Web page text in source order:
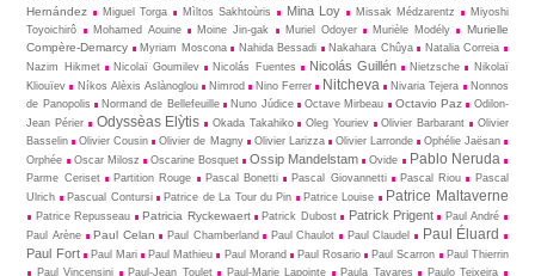
Hernández
Miguel Torga Mìltos Sakhtoùris Mina Loy Missak Médzarentz
Miyoshi
Toyoichirô
Mohamed Aouine Moine Jin-gak Muriel Odoyer Murièle Modély
Murielle
Compère-Demarcy
Myriam Moscona Nahida Bessadi Nakahara Chûya
Natalia Correia
Nazim Hikmet
Nicolaï Goumilev Nicolás Fuentes Nicolás Guillén Nietz­sche
Nikolaï
Kliouïev
Níkos Alèxis Aslànoglou Nimrod Nino Ferrer Nitcheva Nivaria Tejera
Nonnos
de Panopolis
Normand de Bellefeuille Nuno Júdice Octave Mirbeau Octavio Paz
Odilon-
Jean Périer
Odyssèas Elỳtis Okada Takahiko Oleg Youriev Olivier Barbarant
Olivier
Basselin
Olivier Cousin Olivier de Magny Olivier Larizza Olivier Larronde
Ophélie Jaësan
Orphée
Oscar Milosz Oscarine Bosquet Ossip Mandelstam Ovide Pablo Neruda
Parme Ceriset Partition Rouge Pascal Bonetti Pascal Giovannetti Pascal Riou
Pascal
Ulrich
Pascual Contursi Patrice de La Tour du Pin Patrice Louise Patrice Maltaverne
Patrice Repusseau Patricia Ryckewaert Patrick Dubost Patrick Prigent
Paul André
Paul Arène
Paul Celan Paul Chamberland Paul Chaulot Paul Claudel Paul Éluard
Paul Fort Paul Mari Paul Mathieu Paul Morand Paul Rosario Paul Scarron
Paul Thierrin
Paul Vincensini
Paul-Jean Toulet Paul-Marie Lapointe Paula Tavares
Paulo Teixeira